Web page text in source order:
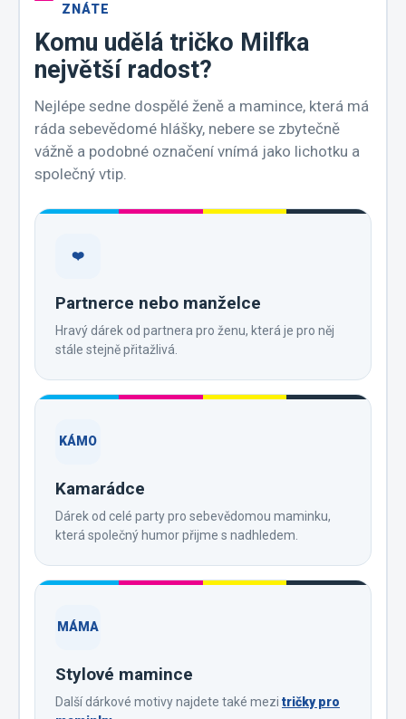
ZNÁTE
Komu udělá tričko Milfka
největší radost?
Nejlépe sedne dospělé ženě a mamince, která má
ráda sebevědomé hlášky, nebere se zbytečně
vážně a podobné označení vnímá jako lichotku a
společný vtip.
❤️
Partnerce nebo manželce
Hravý dárek od partnera pro ženu, která je pro něj
stále stejně přitažlivá.
KÁMO
Kamarádce
Dárek od celé party pro sebevědomou maminku,
která společný humor přijme s nadhledem.
MÁMA
Stylové mamince
Další dárkové motivy najdete také mezi tričky pro